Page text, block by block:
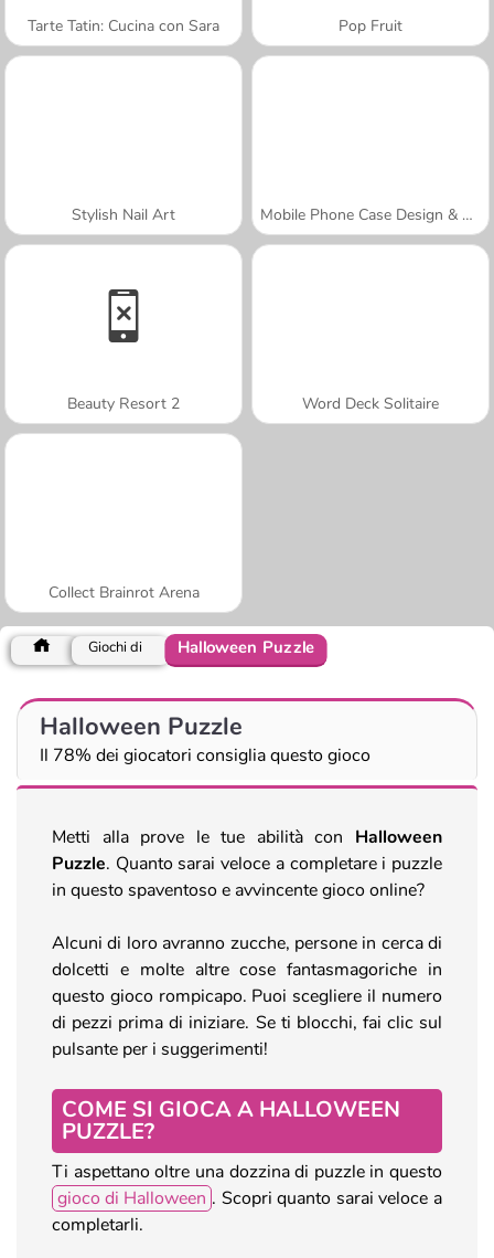
Tarte Tatin: Cucina con Sara Pop Fruit
Stylish Nail Art Mobile Phone Case Design & DIY
Beauty Resort 2 Word Deck Solitaire
Collect Brainrot Arena
Giochi di Halloween Puzzle
Halloween Puzzle
Il 78% dei giocatori consiglia questo gioco
Metti alla prove le tue abilità con Halloween
Puzzle. Quanto sarai veloce a completare i puzzle
in questo spaventoso e avvincente gioco online?
Alcuni di loro avranno zucche, persone in cerca di
dolcetti e molte altre cose fantasmagoriche in
questo gioco rompicapo. Puoi scegliere il numero
di pezzi prima di iniziare. Se ti blocchi, fai clic sul
pulsante per i suggerimenti!
COME SI GIOCA A HALLOWEEN
PUZZLE?
Ti aspettano oltre una dozzina di puzzle in questo
gioco di Halloween . Scopri quanto sarai veloce a
completarli.